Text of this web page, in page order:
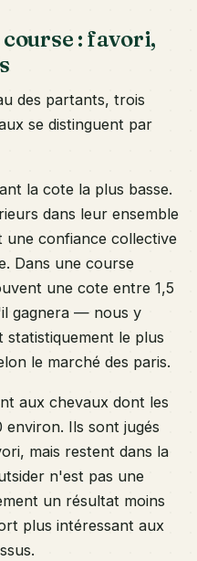
: favori,
des partants, trois
se distinguent par
la cote la plus basse.
dans leur ensemble
une confiance collective
Dans une course
une cote entre 1,5
gagnera — nous y
le plus
le marché des paris.
aux chevaux dont les
Ils sont jugés
mais restent dans la
n'est pas une
un résultat moins
plus intéressant aux